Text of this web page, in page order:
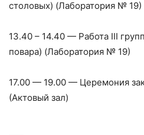
столовых) (Лаборатория № 19)
13.40 – 14.40 — Работа III
повара) (Лаборатория № 19)
17.00 — 19.00 — Церемония
(Актовый зал)